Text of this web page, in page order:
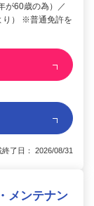
が60歳の為）／
り） ※普通免許を
了日： 2026/08/31
メンテナン